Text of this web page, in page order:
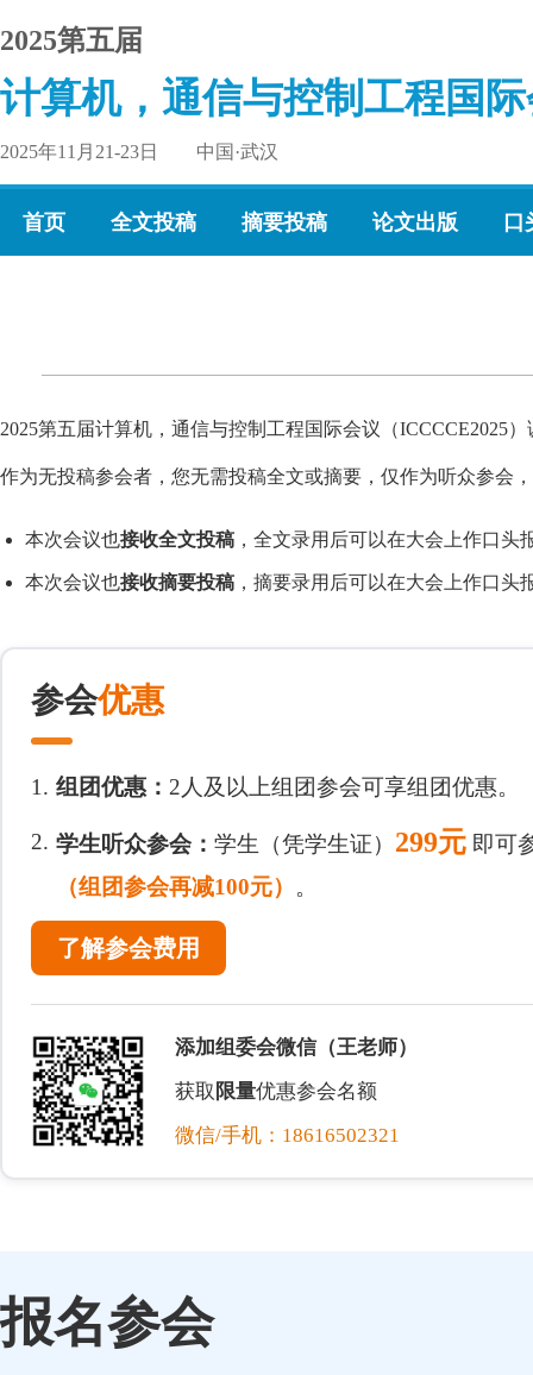
2025第五届
计算机，通信与控制工程国
2025年11月21-23日 中国·武汉
首页 全文投稿 摘要投稿 论文出版 口
2025第五届计算机，通信与控制工程国际会议（ICCCCE2025
作为无投稿参会者，您无需投稿全文或摘要，仅作为听众参会
本次会议也接收全文投稿 ，全文录用后可以在大会上作口
本次会议也接收摘要投稿 ，摘要录用后可以在大会上作口
参会优惠
1. 组团优惠： 2人及以上组团参会可享组团优惠。
2. 学生听众参会： 学生（凭学生证） 299元 即可
（组团参会再减100元） 。
了解参会费用
添加组委会微信（王老师）
获取 限量优惠参会名额
微信/手机：18616502321
报名参会